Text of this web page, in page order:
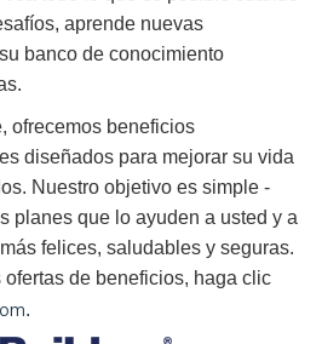
aprende nuevas
banco de conocimiento
ofrecemos beneficios
diseñados para mejorar su vida
Nuestro objetivo es simple -
planes que lo ayuden a usted y a
felices, saludables y seguras.
ofertas de beneficios, haga clic
.